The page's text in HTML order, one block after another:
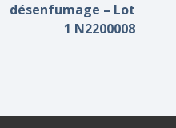
désenfumage – Lot
1 N2200008